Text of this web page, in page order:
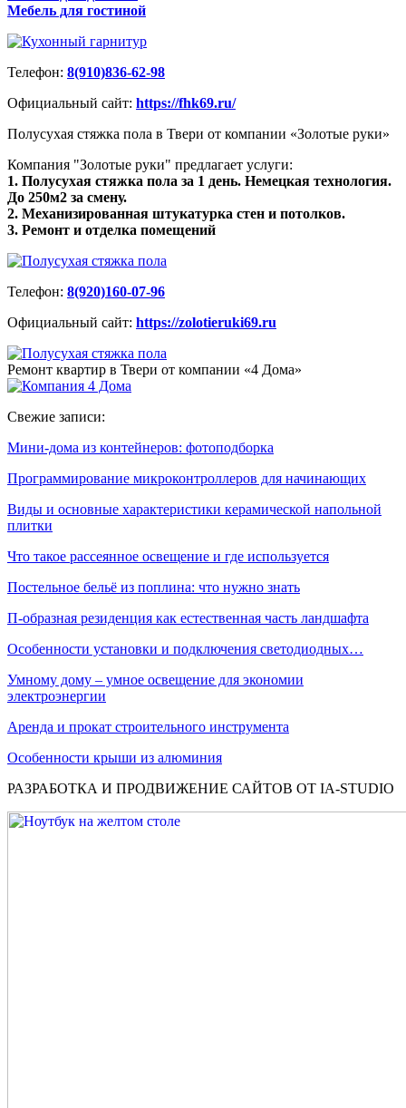
Мебель для гостиной
Телефон: 8(910)836-62-98
Официальный сайт: https://fhk69.ru/
Полусухая стяжка пола в Твери от компании «Золотые руки»
Компания "Золотые руки" предлагает услуги:
1. Полусухая стяжка пола за 1 день. Немецкая технология.
До 250м2 за смену.
2. Механизированная штукатурка стен и потолков.
3. Ремонт и отделка помещений
Телефон: 8(920)160-07-96
Официальный сайт: https://zolotieruki69.ru
Ремонт квартир в Твери от компании «4 Дома»
Свежие записи:
Мини-дома из контейнеров: фотоподборка
Программирование микроконтроллеров для начинающих
Виды и основные характеристики керамической напольной
плитки
Что такое рассеянное освещение и где используется
Постельное бельё из поплина: что нужно знать
П-образная резиденция как естественная часть ландшафта
Особенности установки и подключения светодиодных…
Умному дому – умное освещение для экономии
электроэнергии
Аренда и прокат строительного инструмента
Особенности крыши из алюминия
РАЗРАБОТКА И ПРОДВИЖЕНИЕ САЙТОВ ОТ IA-STUDIO